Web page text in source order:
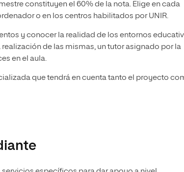
constituyen el 60% de la nota. Elige en cada
o en los centros habilitados por UNIR.
y conocer la realidad de los entornos
de las mismas, un tutor asignado por la
en el aula.
que tendrá en cuenta tanto el proyecto